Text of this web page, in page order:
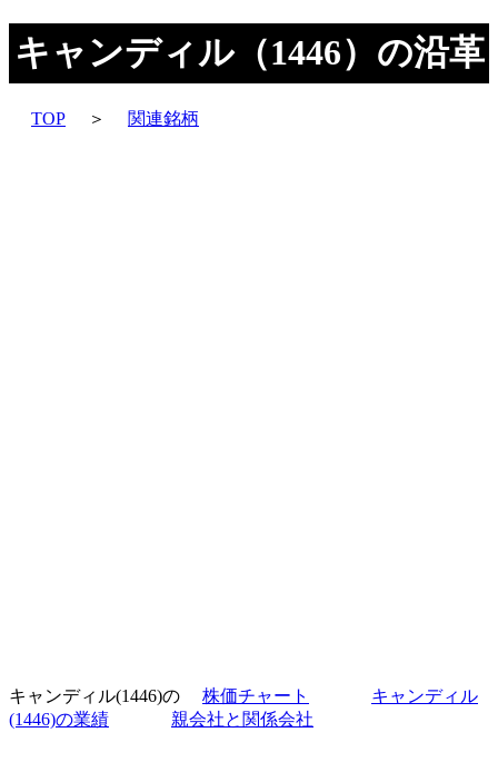
キャンディル（1446）の沿革
TOP ＞ 関連銘柄
キャンディル(1446)の 株価チャート
キャンディル
(1446)の業績
親会社と関係会社